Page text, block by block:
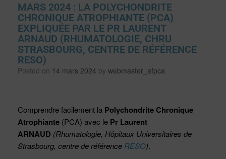
MARS 2024 : LA POLYCHONDRITE
CHRONIQUE ATROPHIANTE (PCA)
EXPLIQUÉE PAR LE PR LAURENT
ARNAUD (RHUMATOLOGIE, CHRU
STRASBOURG, CENTRE DE RÉFÉRENCE
RESO)
Posted on 14 mars 2024 by webmaster_afpca
Comprendre facilement la Polychondrite Chronique
Atrophiante (PCA) avec le Pr Laurent
ARNAUD (Rhumatologie, Hôpitaux Universitaires de
Strasbourg, centre de référence RESO).